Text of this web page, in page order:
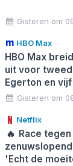
Gisteren om
HBO Max
HBO Max
uit voor
Egerton en
Gisteren om
Netflix
🔥 Race
'Echt de